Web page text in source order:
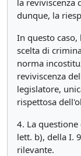
dunque, la
In questo
scelta di
norma
reviviscenza
legislatore,
rispettosa
4. La
lett. b), della I.
rilevante.